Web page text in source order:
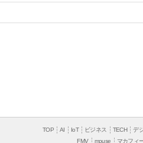
TOP AI IoT ビジネス TECH デ
FMV
mouse マカフィ